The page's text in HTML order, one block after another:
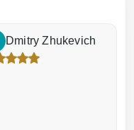
Dmitry Zhukevich